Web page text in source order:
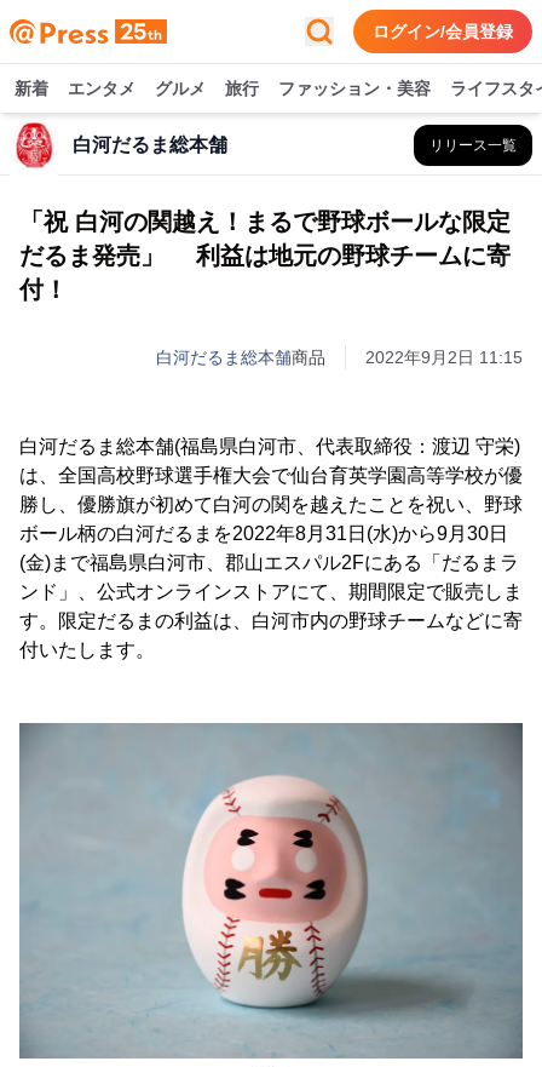
ログイン/会員登録
新着 エンタメ グルメ 旅行 ファッション・美容 ライフスタ
白河だるま総本舗 リリース一覧
「祝 白河の関越え！まるで野球ボールな限定
だるま発売」 利益は地元の野球チームに寄
付！
白河だるま総本舗商品 2022年9月2日 11:15
白河だるま総本舗(福島県白河市、代表取締役：渡辺 守栄)
は、全国高校野球選手権大会で仙台育英学園高等学校が優
勝し、優勝旗が初めて白河の関を越えたことを祝い、野球
ボール柄の白河だるまを2022年8月31日(水)から9月30日
(金)まで福島県白河市、郡山エスパル2Fにある「だるまラ
ンド」、公式オンラインストアにて、期間限定で販売しま
す。限定だるまの利益は、白河市内の野球チームなどに寄
付いたします。